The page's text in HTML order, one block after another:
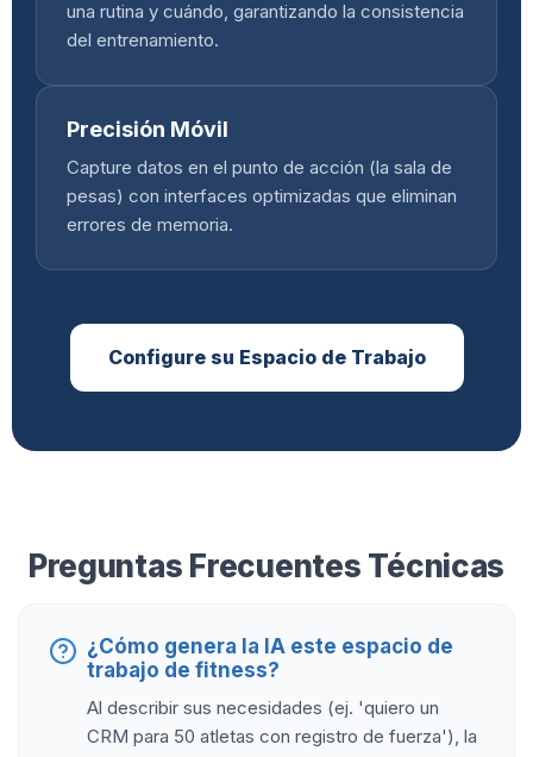
una rutina y cuándo, garantizando la consistencia
del entrenamiento.
Precisión Móvil
Capture datos en el punto de acción (la sala de
pesas) con interfaces optimizadas que eliminan
errores de memoria.
Configure su Espacio de Trabajo
Preguntas Frecuentes Técnicas
¿Cómo genera la IA este espacio de
trabajo de fitness?
Al describir sus necesidades (ej. 'quiero un
CRM para 50 atletas con registro de fuerza'), la